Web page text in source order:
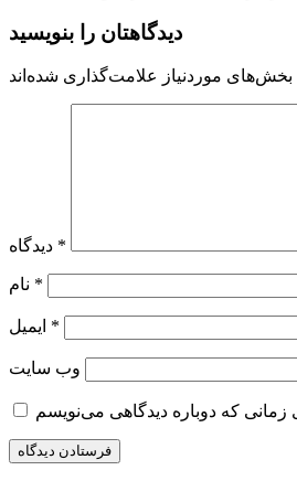
دیدگاهتان را بنویسید
*
*
*
وب‌ سایت